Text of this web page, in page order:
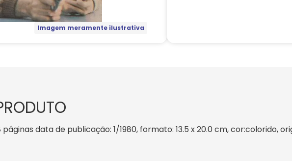
Imagem meramente ilustrativa
data de publicação: 1/1980, formato: 13.5 x 20.0 cm, cor:colorido,